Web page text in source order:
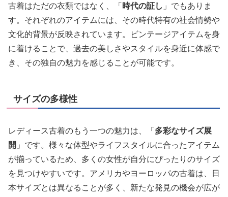
古着はただの衣類ではなく、「 時代の証し 」でもありま
す。それぞれのアイテムには、その時代特有の社会情勢や
文化的背景が反映されています。ビンテージアイテムを身
に着けることで、過去の美しさやスタイルを身近に体感で
き、その独自の魅力を感じることが可能です。
サイズの多様性
レディース古着のもう一つの魅力は、「 多彩なサイズ展
開 」です。様々な体型やライフスタイルに合ったアイテム
が揃っているため、多くの女性が自分にぴったりのサイズ
を見つけやすいです。アメリカやヨーロッパの古着は、日
本サイズとは異なることが多く、新たな発見の機会が広が